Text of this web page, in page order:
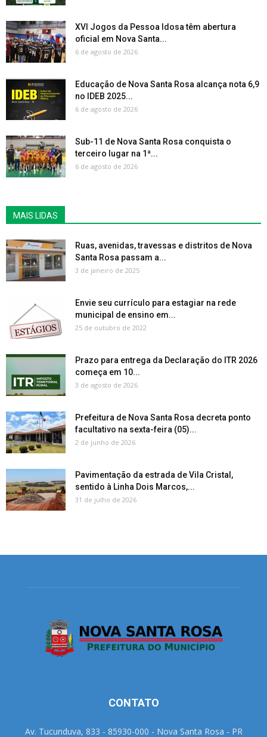
XVI Jogos da Pessoa Idosa têm abertura
oficial em Nova Santa...
6 de agosto de 2026
Educação de Nova Santa Rosa alcança nota 6,9
no IDEB 2025...
6 de agosto de 2026
Sub-11 de Nova Santa Rosa conquista o
terceiro lugar na 1ª...
6 de agosto de 2026
MAIS LIDAS
Ruas, avenidas, travessas e distritos de Nova
Santa Rosa passam a...
3 de janeiro de 2025
Envie seu currículo para estagiar na rede
municipal de ensino em...
25 de outubro de 2022
Prazo para entrega da Declaração do ITR 2026
começa em 10...
3 de agosto de 2026
Prefeitura de Nova Santa Rosa decreta ponto
facultativo na sexta-feira (05)...
2 de junho de 2026
Pavimentação da estrada de Vila Cristal,
sentido à Linha Dois Marcos,...
31 de julho de 2026
CONTATO
Av. Tucunduva, 833 - 85930-000 - Nova Santa Rosa - PR